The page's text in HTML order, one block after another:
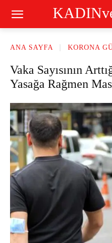
ANA SAYFA KORONA
Vaka Sayısının
Yasağa Rağmen